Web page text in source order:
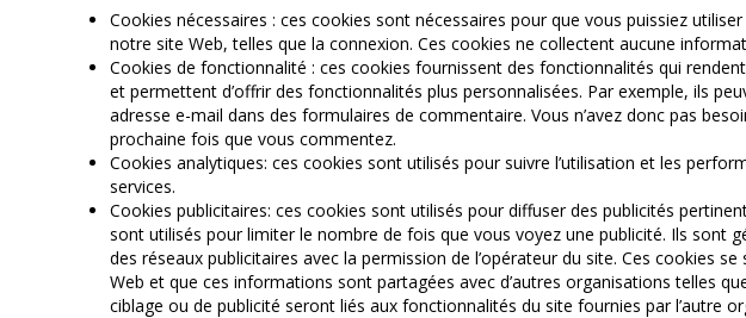
Cookies nécessaires : ces cookies sont nécessaires pour que vous puissiez
notre site Web, telles que la connexion. Ces cookies ne collectent aucune
Cookies de fonctionnalité : ces cookies fournissent des fonctionnalités qui
et permettent d’offrir des fonctionnalités plus personnalisées. Par exemple, ils
adresse e-mail dans des formulaires de commentaire. Vous n’avez donc pas
prochaine fois que vous commentez.
Cookies analytiques: ces cookies sont utilisés pour suivre l’utilisation et les
services.
Cookies publicitaires: ces cookies sont utilisés pour diffuser des publicités
sont utilisés pour limiter le nombre de fois que vous voyez une publicité. Ils sont
des réseaux publicitaires avec la permission de l’opérateur du site. Ces cookies
Web et que ces informations sont partagées avec d’autres organisations telles
ciblage ou de publicité seront liés aux fonctionnalités du site fournies par l’autre